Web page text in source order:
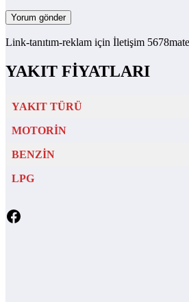
Link-tanıtım-reklam için İletişim
YAKIT FİYATLARI
YAKIT TÜRÜ
MOTORİN
BENZİN
LPG
Facebook